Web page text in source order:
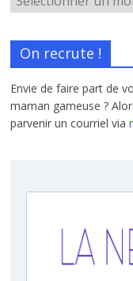
On recrute !
Envie de faire part de
maman gameuse ?
parvenir un courriel via